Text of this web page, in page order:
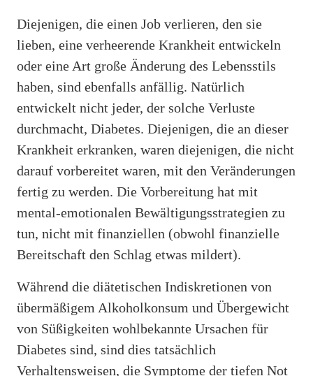
Diejenigen, die einen Job verlieren, den sie
lieben, eine verheerende Krankheit entwickeln
oder eine Art große Änderung des Lebensstils
haben, sind ebenfalls anfällig. Natürlich
entwickelt nicht jeder, der solche Verluste
durchmacht, Diabetes. Diejenigen, die an dieser
Krankheit erkranken, waren diejenigen, die nicht
darauf vorbereitet waren, mit den Veränderungen
fertig zu werden. Die Vorbereitung hat mit
mental-emotionalen Bewältigungsstrategien zu
tun, nicht mit finanziellen (obwohl finanzielle
Bereitschaft den Schlag etwas mildert).
Während die diätetischen Indiskretionen von
übermäßigem Alkoholkonsum und Übergewicht
von Süßigkeiten wohlbekannte Ursachen für
Diabetes sind, sind dies tatsächlich
Verhaltensweisen, die Symptome der tiefen Not